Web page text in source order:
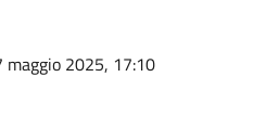
maggio 2025, 17:10